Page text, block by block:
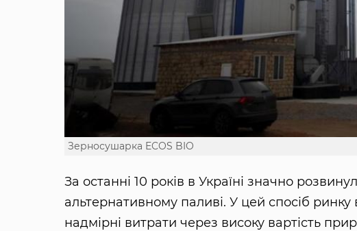
Зерносушарка ECOS BIO
За останні 10 років в Україні значно
альтернативному паливі. У цей спосіб
надмірні витрати через високу вартість